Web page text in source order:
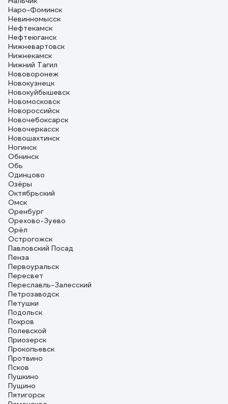
Наро-Фоминск
Невинномысск
Нефтекамск
Нефтеюганск
Нижневартовск
Нижнекамск
Нижний Тагил
Нововоронеж
Новокузнецк
Новокуйбышевск
Новомосковск
Новороссийск
Новочебоксарск
Новочеркасск
Новошахтинск
Ногинск
Обнинск
Обь
Одинцово
Озёры
Октябрьский
Омск
Оренбург
Орехово-Зуево
Орёл
Острогожск
Павловский Посад
Пенза
Первоуральск
Пересвет
Переславль-Залесский
Петрозаводск
Петушки
Подольск
Покров
Полевской
Приозерск
Прокопьевск
Протвино
Псков
Пушкино
Пущино
Пятигорск